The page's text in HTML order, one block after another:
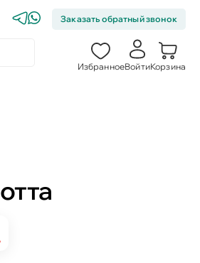
Заказать обратный звонок
ИзбранноеВойтиКорзина